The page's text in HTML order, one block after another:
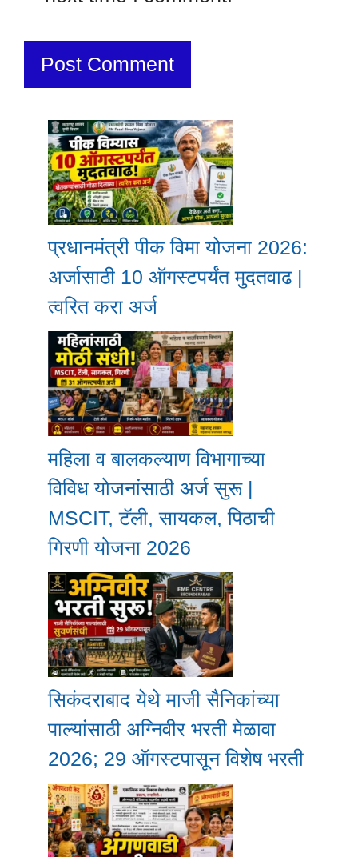
प्रधानमंत्री पीक विमा योजना 2026:
अर्जासाठी 10 ऑगस्टपर्यंत मुदतवाढ |
त्वरित करा अर्ज
महिला व बालकल्याण विभागाच्या
विविध योजनांसाठी अर्ज सुरू |
MSCIT, टॅली, सायकल, पिठाची
गिरणी योजना 2026
सिकंदराबाद येथे माजी सैनिकांच्या
पाल्यांसाठी अग्निवीर भरती मेळावा
2026; 29 ऑगस्टपासून विशेष भरती